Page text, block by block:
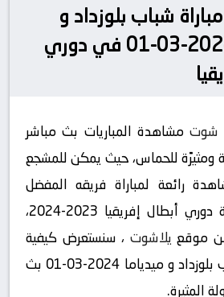
شباب بلوزداد و
ميدياما بتاريخ 2024-03-01 في دوري
شوت مشاهدة المباريات بث مباشر
ومثيرًة للحماس، حيث يمكن للمشجع
رائعة لمباراة فريقه المفضل
ومنافسه في بطولة دوري أبطال إفريقيا 2023-2024،
موقع يلاشوت ، سنستعرض كيفية
مشاهدة مباراة شباب بلوزداد و ميدياما 2024-03-01 بث
المثيرة.